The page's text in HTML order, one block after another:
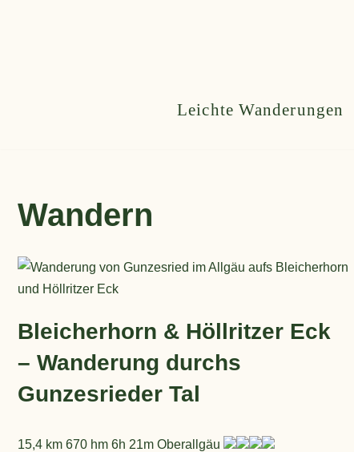
Leichte Wanderungen
Wandern
Bleicherhorn & Höllritzer Eck
– Wanderung durchs
Gunzesrieder Tal
15,4 km 670 hm 6h 21m Oberallgäu